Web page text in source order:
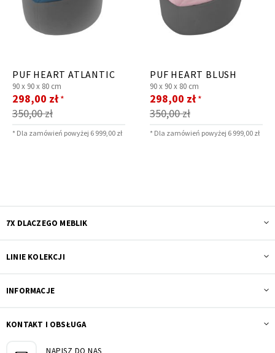
PUF HEART ATLANTIC
90 x 90 x 80 cm
350,00 zł
Cena
promocyjna
298,00 zł *
* Dla zamówień powyżej 6 999,00 zł
PUF HEART BLUSH
90 x 90 x 80 cm
350,00 zł
Cena
promocyjna
298,00 zł *
* Dla zamówień powyżej 6 999,00 zł
7X DLACZEGO MEBLIK
LINIE KOLEKCJI
INFORMACJE
KONTAKT I OBSŁUGA
NAPISZ DO NAS